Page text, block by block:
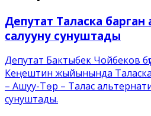
Депутат Таласка барган
салууну сунуштады
Депутат Бактыбек Чойбеков
Кеңештин жыйынында
– Ашуу-Төр – Талас
сунуштады.